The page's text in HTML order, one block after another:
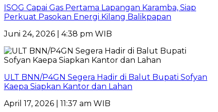
ISOG Capai Gas Pertama Lapangan Karamba, Siap
Perkuat Pasokan Energi Kilang Balikpapan
Juni 24, 2026 | 4:38 pm WIB
ULT BNN/P4GN Segera Hadir di Balut Bupati Sofyan
Kaepa Siapkan Kantor dan Lahan
April 17, 2026 | 11:37 am WIB